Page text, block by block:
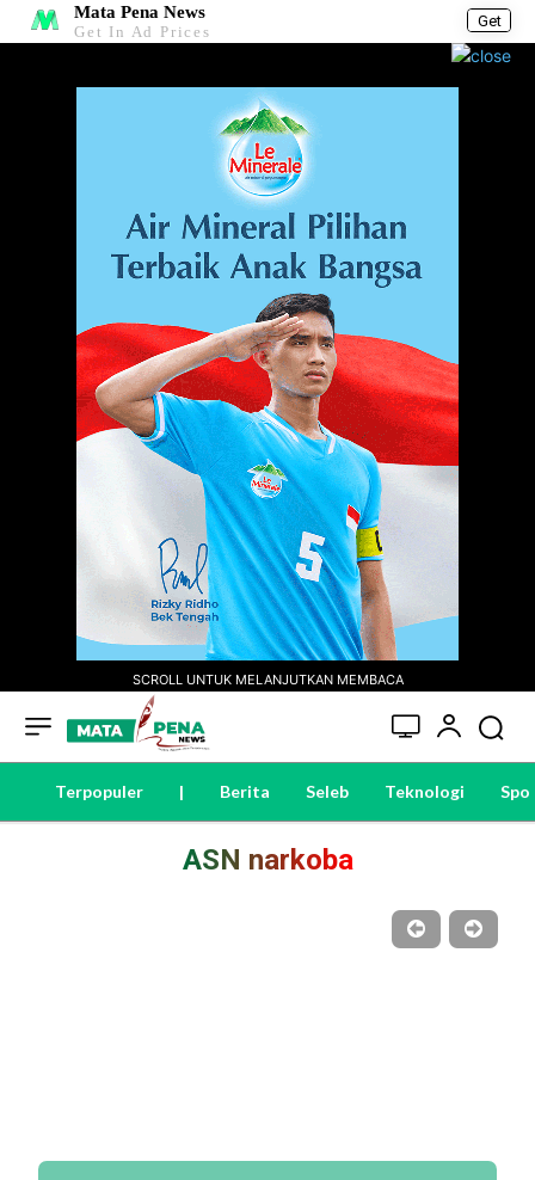
Get
Mata Pena News
Get In Ad Prices
SCROLL UNTUK MELANJUTKAN MEMBACA
Terpopuler | Berita Seleb Teknologi
ASN narkoba